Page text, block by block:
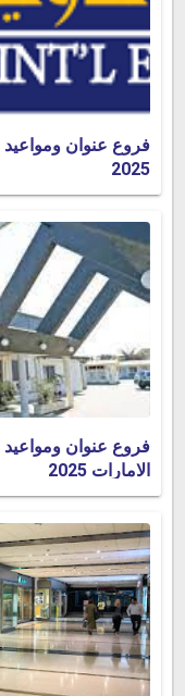
فروع عنوان ومواعيد
2025
الامارات 2025